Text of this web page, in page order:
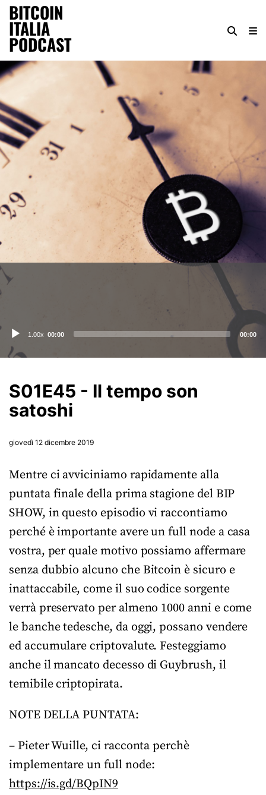
BITCOIN
ITALIA
PODCAST
Audio
1.00x 00:00 00:00
S01E45 - Il tempo son
satoshi
giovedì 12 dicembre 2019
Mentre ci avviciniamo rapidamente alla
puntata finale della prima stagione del BIP
SHOW, in questo episodio vi raccontiamo
perché è importante avere un full node a casa
vostra, per quale motivo possiamo affermare
senza dubbio alcuno che Bitcoin è sicuro e
inattaccabile, come il suo codice sorgente
verrà preservato per almeno 1000 anni e come
le banche tedesche, da oggi, possano vendere
ed accumulare criptovalute. Festeggiamo
anche il mancato decesso di Guybrush, il
temibile criptopirata.
NOTE DELLA PUNTATA:
– Pieter Wuille, ci racconta perchè
implementare un full node:
https://is.gd/BQpIN9